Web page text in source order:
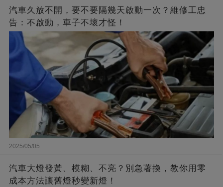
汽車久放不開，要不要隔幾天啟動一次？維修工忠
告：不啟動，車子不壞才怪！
2025/05/05
汽車大燈發黃、模糊、不亮？別急著換，教你用零
成本方法讓舊燈秒變新燈！